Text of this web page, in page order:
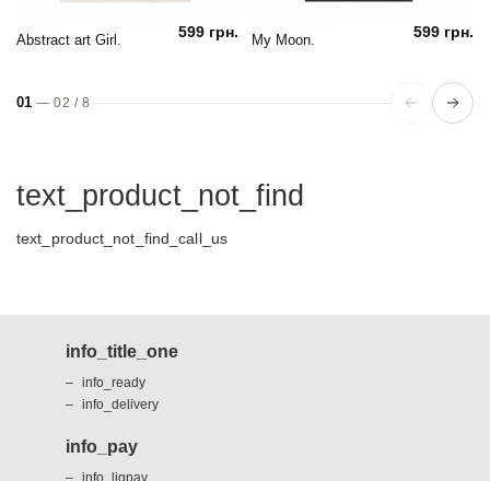
Abstract art Girl. 599 грн. My Moon. 599 грн.
01 —02 / 8
text_product_not_find
text_product_not_find_call_us
info_title_one
info_ready
info_delivery
info_pay
info_liqpay